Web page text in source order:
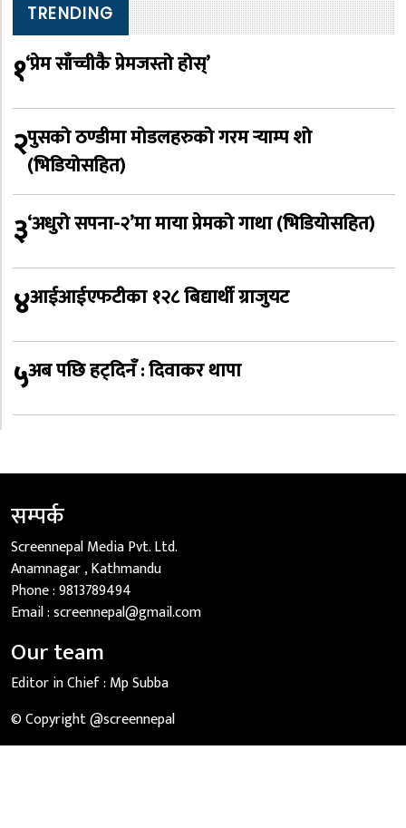
TRENDING
१‘प्रेम साँच्चीकै प्रेमजस्तो होस्’
२पुसको ठण्डीमा मोडलहरुको गरम र्‍याम्प शो
(भिडियोसहित)
३‘अधुरो सपना-२’मा माया प्रेमको गाथा (भिडियोसहित)
४आईआईएफटीका १२८ बिद्यार्थी ग्राजुयट
५अब पछि हट्दिनँ : दिवाकर थापा
सम्पर्क
Screennepal Media Pvt. Ltd.
Anamnagar , Kathmandu
Phone :9813789494
Email :screennepal@gmail.com
Our team
Editor in Chief : Mp Subba
© Copyright @screennepal